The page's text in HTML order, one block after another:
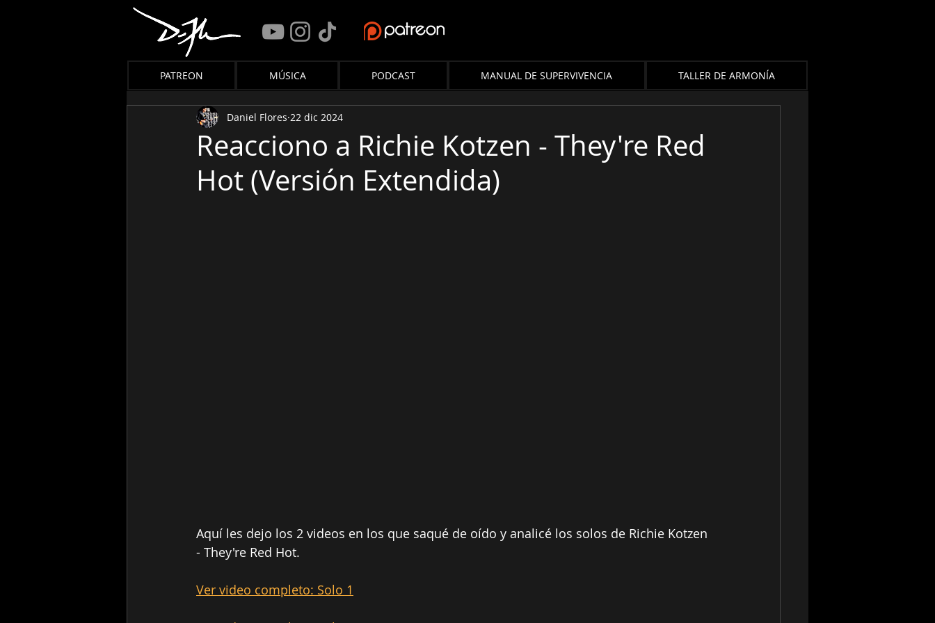
PATREON MÚSICA PODCAST MANUAL DE SUPERVIVENCIA TALLER DE ARMONÍA
Reacciono a Richie Kotzen - They're Red
Hot (Versión Extendida)
Daniel Flores 22 dic 2024
Aquí les dejo los 2 videos en los que saqué de oído y analicé los solos de Richie Kotzen
- They're Red Hot.
Ver video completo: Solo 1